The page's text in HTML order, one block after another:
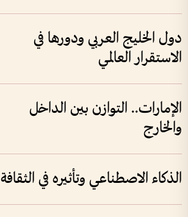
دول الخليج العربي ودورها في
الاستقرار العالمي
الإمارات.. التوازن بين الداخل
والخارج
الذكاء الاصطناعي وتأثيره في الثقافة